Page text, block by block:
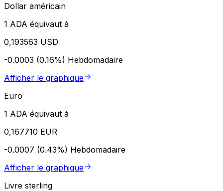
Dollar américain
1 ADA équivaut à
0,193563 USD
-0.0003 (0.16%) Hebdomadaire
Afficher le graphique
Euro
1 ADA équivaut à
0,167710 EUR
-0.0007 (0.43%) Hebdomadaire
Afficher le graphique
Livre sterling